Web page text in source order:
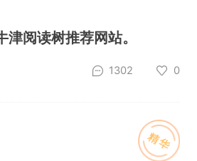
阅读树推荐网站。
1302 0
精华